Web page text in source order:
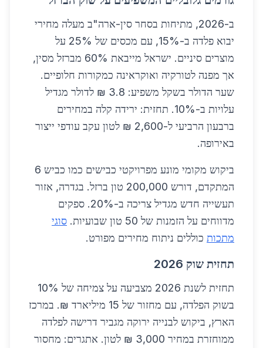
ב-2026, מתיחות בסחר סין-ארה"ב מעלה מחירי
יבוא פלדה ב-15%, עם מכסים של 25% על
מוצרים סיניים. ישראל מייבאת 60% מברזל מסין,
אך מפנה לטורקיה ואוקראינה כמקורות חלופיים.
שער הדולר בשקל משפיע: 3.8 ₪ לדולר מגדיל
עלויות ב-10%. תחזית: ירידה קלה במחירים
ברבעון הרביעי ל-2,600 ₪ לטון עקב עודפי ייצור
באירופה.
ביקוש מקומי מונע מפרויקטי כבישים כמו כביש 6
המתקדם, דורש 200,000 טון ברזל. בגדרה, אזור
תעשייה חדש מגדיל צריכה ב-20%. ספקים
מדווחים על הזמנות של 50 טון שבועיות.
סוגי
מתכות כוללים ניתוח מחירים מפורט.
תחזית שוק 2026
תחזית לשנת 2026 מצביעה על צמיחה של 10%
בשוק הפלדה, עם מחזור של 15 מיליארד ₪. במרכז
הארץ, ביקוש לבנייה ירוקה מגביר דרישה לפלדה
ממוחזרת במחיר 3,000 ₪ לטון. אתגרים: מחסור